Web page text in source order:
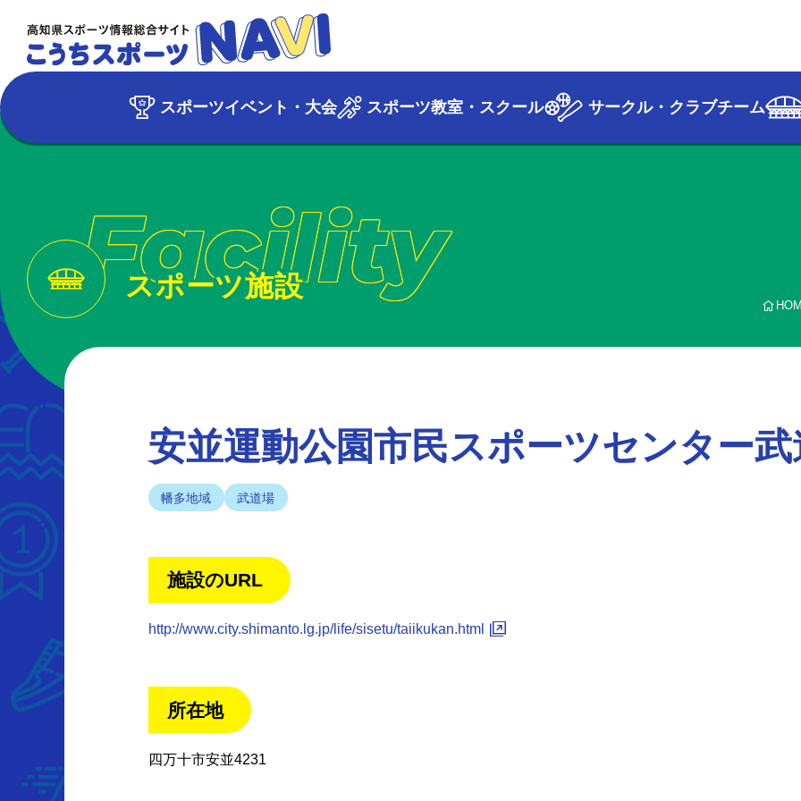
スポーツイベント・大会 スポーツ教室・スクール サークル・クラブチーム
Facility
スポーツ施設
安並運動公園市民スポーツセンター
幡多地域 武道場
施設のURL
http://www.city.shimanto.lg.jp/life/sisetu/taiikukan.html
所在地
四万十市安並4231